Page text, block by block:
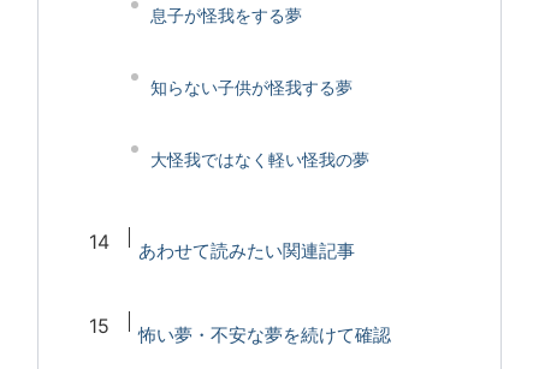
息子が怪我をする夢
知らない子供が怪我する夢
大怪我ではなく軽い怪我の夢
あわせて読みたい関連記事
怖い夢・不安な夢を続けて確認